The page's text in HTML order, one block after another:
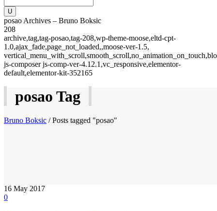
posao Archives – Bruno Boksic
208
archive,tag,tag-posao,tag-208,wp-theme-moose,eltd-cpt-
1.0,ajax_fade,page_not_loaded,,moose-ver-1.5,
js-composer js-comp-ver-4.12.1,vc_responsive,elementor-
default,elementor-kit-352165
posao Tag
Bruno Boksic /Posts tagged "posao"
16 May 2017
0